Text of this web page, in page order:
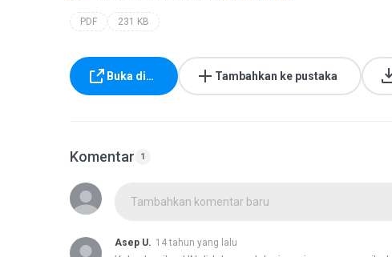
PDF 231 KB
Buka di… Tambahkan ke pustaka
Komentar 1
Tambahkan komentar baru
Asep U. 14 tahun yang lalu